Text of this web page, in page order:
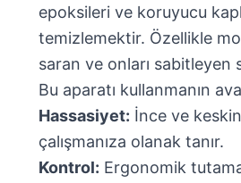
epoksileri ve koruyucu
temizlemektir. Özellikle
saran ve onları
Bu aparatı kullanmanın
Hassasiyet: İnce ve
çalışmanıza olanak tanır.
Kontrol: Ergonomik